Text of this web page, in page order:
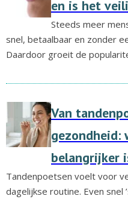
en is het
Steeds meer
snel, betaalbaar en zonder
Daardoor groeit de
Van
gezondheid:
belangrijker
Tandenpoetsen voelt voor
dagelijkse routine. Even snel